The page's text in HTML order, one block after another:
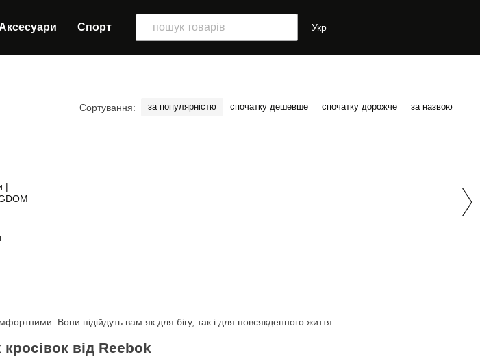
Аксесуари Спорт Укр
Сортування: за популярністю спочатку дешевше спочатку дорожче за назвою
Вони підійдуть вам як для бігу, так і для повсякденного життя.
від Reebok